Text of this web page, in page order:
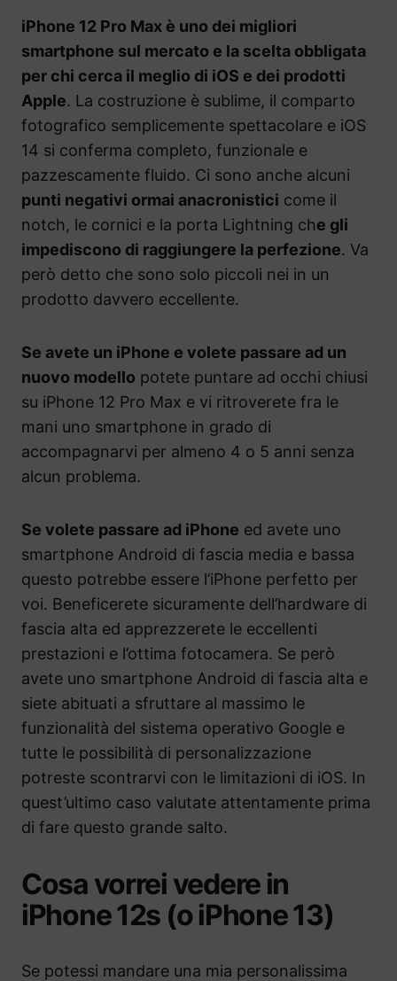
iPhone 12 Pro Max è uno dei migliori
smartphone sul mercato e la scelta obbligata
per chi cerca il meglio di iOS e dei prodotti
Apple. La costruzione è sublime, il comparto
fotografico semplicemente spettacolare e iOS
14 si conferma completo, funzionale e
pazzescamente fluido. Ci sono anche alcuni
punti negativi ormai anacronistici come il
notch, le cornici e la porta Lightning che gli
impediscono di raggiungere la perfezione. Va
però detto che sono solo piccoli nei in un
prodotto davvero eccellente.
Se avete un iPhone e volete passare ad un
nuovo modello potete puntare ad occhi chiusi
su iPhone 12 Pro Max e vi ritroverete fra le
mani uno smartphone in grado di
accompagnarvi per almeno 4 o 5 anni senza
alcun problema.
Se volete passare ad iPhone ed avete uno
smartphone Android di fascia media e bassa
questo potrebbe essere l’iPhone perfetto per
voi. Beneficerete sicuramente dell’hardware di
fascia alta ed apprezzerete le eccellenti
prestazioni e l’ottima fotocamera. Se però
avete uno smartphone Android di fascia alta e
siete abituati a sfruttare al massimo le
funzionalità del sistema operativo Google e
tutte le possibilità di personalizzazione
potreste scontrarvi con le limitazioni di iOS. In
quest’ultimo caso valutate attentamente prima
di fare questo grande salto.
Cosa vorrei vedere in
iPhone 12s (o iPhone 13)
Se potessi mandare una mia personalissima